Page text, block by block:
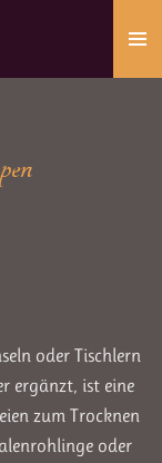
oder Tischlern
ergänzt, ist eine
zum Trocknen
oder